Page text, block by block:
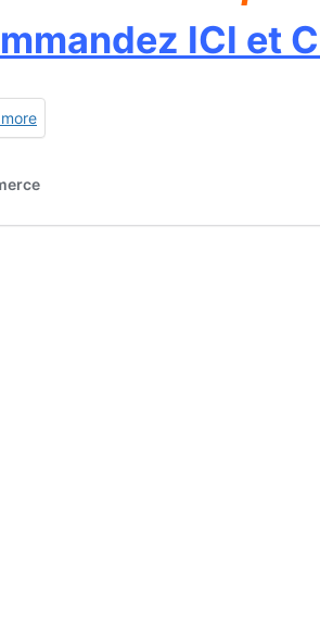
ICI et